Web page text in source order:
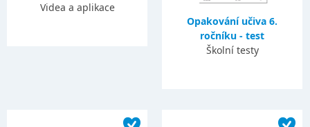
Videa a aplikace
Opakování učiva 6.
ročníku - test
Školní testy